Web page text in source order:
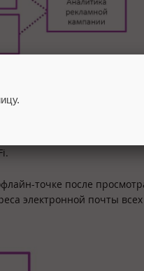
в офлайн-точки после
собирают MAC-
точке после
электронной почты всех